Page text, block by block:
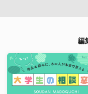
編